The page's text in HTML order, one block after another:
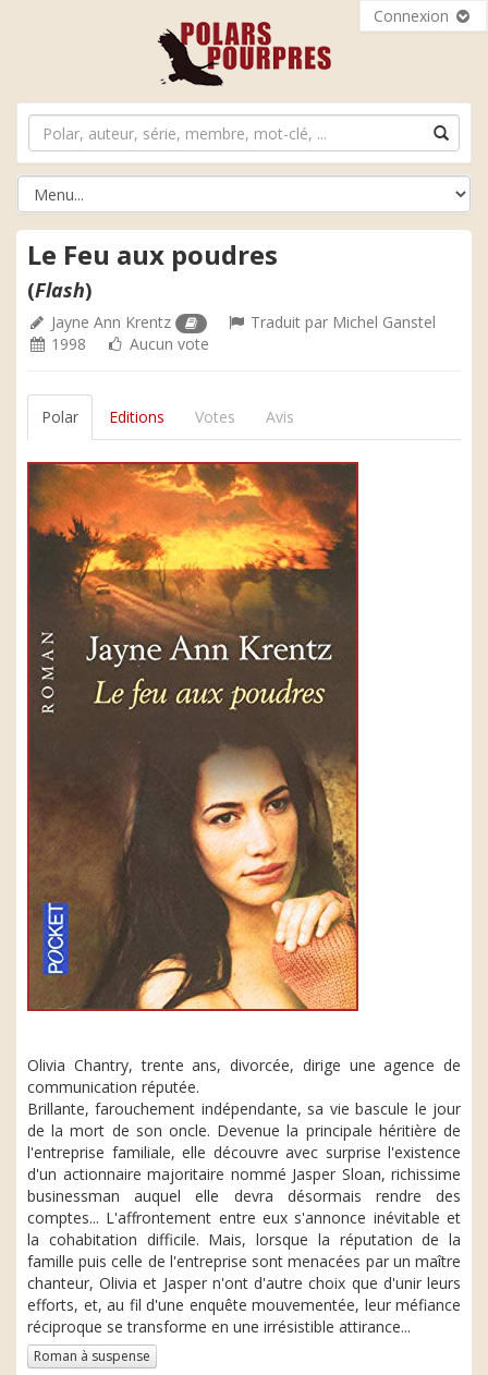
Connexion
Le Feu aux poudres
(Flash)
Jayne Ann Krentz Traduit par Michel Ganstel
1998
Aucun vote
Polar Editions Votes Avis
Olivia Chantry, trente ans, divorcée, dirige une agence de
communication réputée.
Brillante, farouchement indépendante, sa vie bascule le jour
de la mort de son oncle. Devenue la principale héritière de
l'entreprise familiale, elle découvre avec surprise l'existence
d'un actionnaire majoritaire nommé Jasper Sloan, richissime
businessman auquel elle devra désormais rendre des
comptes... L'affrontement entre eux s'annonce inévitable et
la cohabitation difficile. Mais, lorsque la réputation de la
famille puis celle de l'entreprise sont menacées par un maître
chanteur, Olivia et Jasper n'ont d'autre choix que d'unir leurs
efforts, et, au fil d'une enquête mouvementée, leur méfiance
réciproque se transforme en une irrésistible attirance...
Roman à suspense